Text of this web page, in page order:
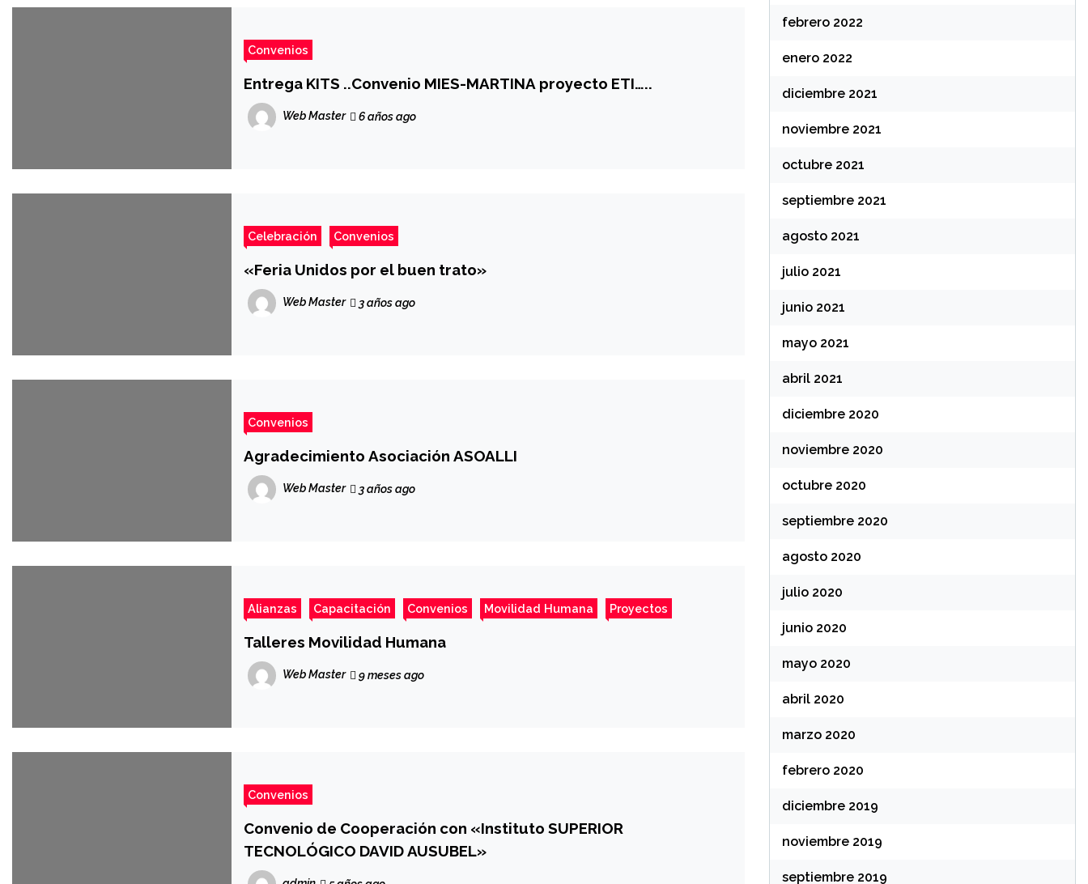
Convenios
Entrega KITS ..Convenio MIES-MARTINA proyecto ETI…..
Web Master 6 años ago
Celebración Convenios
«Feria Unidos por el buen trato»
Web Master 3 años ago
Convenios
Agradecimiento Asociación ASOALLI
Web Master 3 años ago
Alianzas Capacitación Convenios Movilidad Humana Proyectos
Talleres Movilidad Humana
Web Master 9 meses ago
Convenios
Convenio de Cooperación con «Instituto SUPERIOR
TECNOLÓGICO DAVID AUSUBEL»
febrero 2022
enero 2022
diciembre 2021
noviembre 2021
octubre 2021
septiembre 2021
agosto 2021
julio 2021
junio 2021
mayo 2021
abril 2021
diciembre 2020
noviembre 2020
octubre 2020
septiembre 2020
agosto 2020
julio 2020
junio 2020
mayo 2020
abril 2020
marzo 2020
febrero 2020
diciembre 2019
noviembre 2019
septiembre 2019